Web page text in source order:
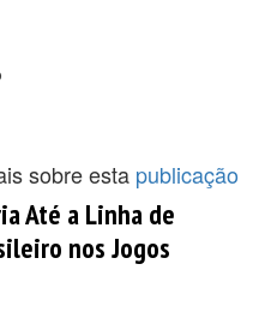
sobre esta publicação
Até a Linha de
nos Jogos